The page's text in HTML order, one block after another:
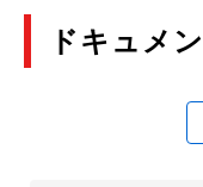
ドキュメ